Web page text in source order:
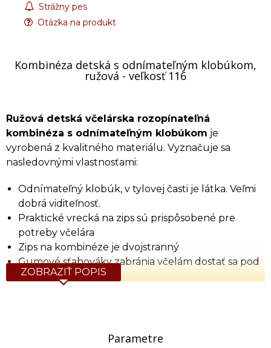
Strážny pes
Otázka na produkt
Kombinéza detská s odnímateľným klobúkom,
ružová - veľkosť 116
Ružová detská včelárska rozopínateľná
kombinéza s odnímateľným klobúkom je
vyrobená z kvalitného materiálu. Vyznačuje sa
nasledovnými vlastnosťami:
Odnímateľný klobúk, v tylovej časti je látka. Veľmi
dobrá viditeľnosť.
Praktické vrecká na zips sú prispôsobené pre
potreby včelára
Zips na kombinéze je dvojstranný
Gumové sťahováky zabránia včelám dostať sa pod
odev
ZOBRAZIŤ POPIS
Parametre